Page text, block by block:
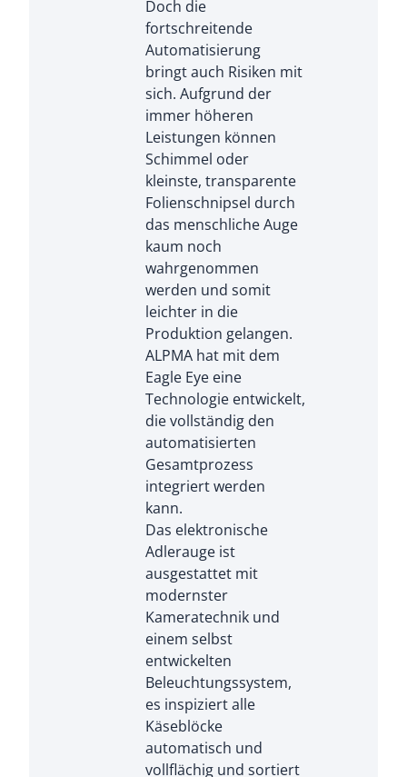
Doch die
fortschreitende
Automatisierung
bringt auch Risiken mit
sich. Aufgrund der
immer höheren
Leistungen können
Schimmel oder
kleinste, transparente
Folienschnipsel durch
das menschliche Auge
kaum noch
wahrgenommen
werden und somit
leichter in die
Produktion gelangen.
ALPMA hat mit dem
Eagle Eye eine
Technologie entwickelt,
die vollständig den
automatisierten
Gesamtprozess
integriert werden
kann.
Das elektronische
Adlerauge ist
ausgestattet mit
modernster
Kameratechnik und
einem selbst
entwickelten
Beleuchtungssystem,
es inspiziert alle
Käseblöcke
automatisch und
vollflächig und sortiert